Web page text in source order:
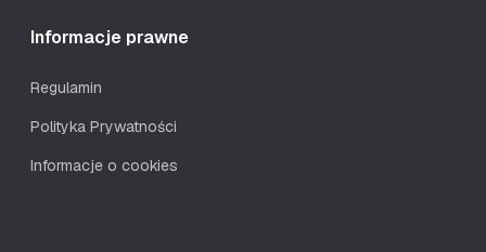
Informacje prawne
Regulamin
Polityka Prywatności
Informacje o cookies